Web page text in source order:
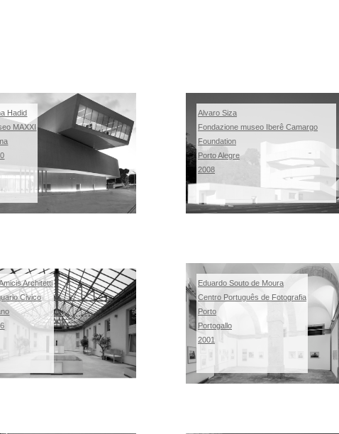
Hadid
MAXXI
Alvaro Siza
Fondazione museo Iberê Camargo
Foundation
Porto Alegre
2008
Architetti
Civico
Eduardo Souto de Moura
Centro Português de Fotografia
Porto
Portogallo
2001